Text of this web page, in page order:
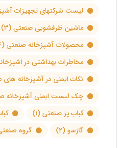
لیست شرکتهای تجهیزات
ماشین ظرفشویی صنعتی(۳)
محصولات آشپزخانه صنعتی(۱۴)
مخاطرات بهداشتی در
نکات ایمنی در آشپزخانه
چک لیست ایمنی آشپزخانه
کباب پز صنعتی(۱)
گازسو (۲) گروه